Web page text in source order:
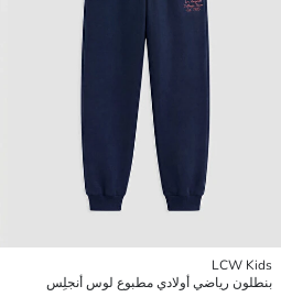
LCW Kids
بنطلون رياضي أولادي مطبوع لوس أنجلِس